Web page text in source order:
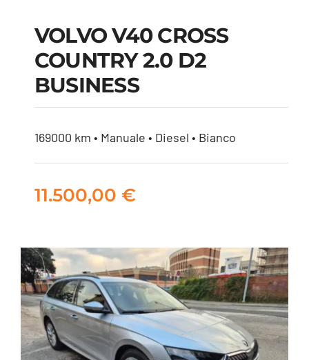
VOLVO V40 CROSS
COUNTRY 2.0 D2
BUSINESS
VOLVO V40 CROSS
COUNTRY 2.0 D2
BUSINESS
169000 km • Manuale • Diesel • Bianco
11.500,00 €